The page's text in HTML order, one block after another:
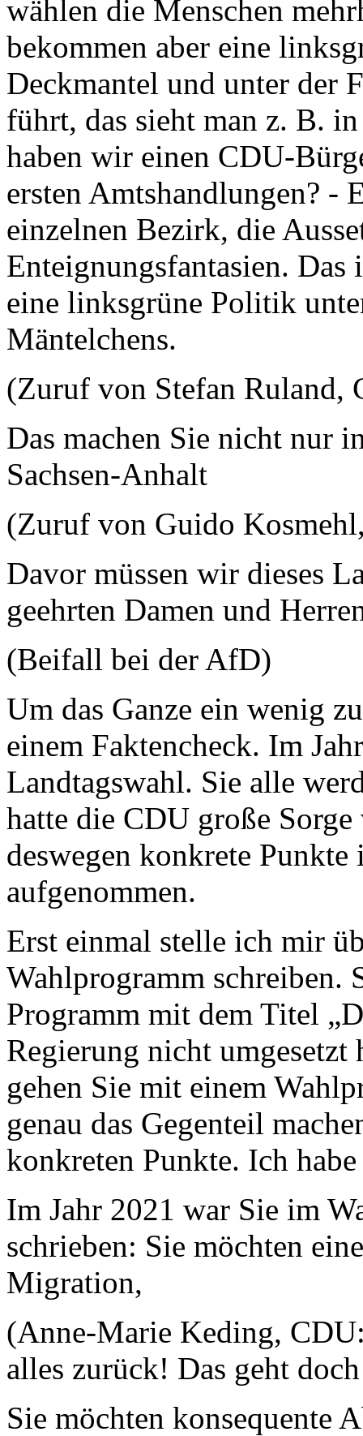
wählen die Menschen
bekommen aber eine
Deckmantel und unter der
führt, das sieht man z. B.
haben wir einen CDU-
ersten Amtshandlungen? -
einzelnen Bezirk, die
Enteignungsfantasien.
eine linksgrüne Politik
Mäntelchens.
(Zuruf von Stefan Ruland,
Das machen Sie nicht nur
Sachsen-Anhalt
(Zuruf von Guido
Davor müssen wir dieses
geehrten Damen und
(Beifall bei der AfD)
Um das Ganze ein wenig
einem Faktencheck. Im
Landtagswahl. Sie alle
hatte die CDU große
deswegen konkrete
aufgenommen.
Erst einmal stelle ich mir
Wahlprogramm schreiben.
Programm mit dem Titel
Regierung nicht umgesetzt
gehen Sie mit einem
genau das Gegenteil
konkreten Punkte. Ich
Im Jahr 2021 war Sie im
schrieben: Sie möchten
Migration,
(Anne-Marie Keding,
alles zurück! Das geht
Sie möchten konsequente